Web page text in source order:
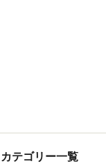
カテゴリー一覧